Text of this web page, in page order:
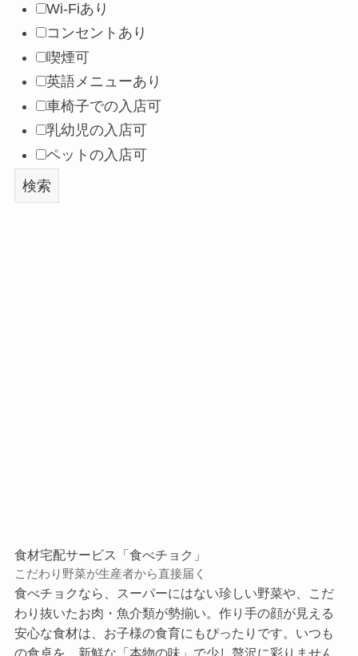
Wi-Fiあり
コンセントあり
喫煙可
英語メニューあり
車椅子での入店可
乳幼児の入店可
ペットの入店可
検索
食材宅配サービス「食べチョク」
こだわり野菜が生産者から直接届く
食べチョクなら、スーパーにはない珍しい野菜や、こだ
わり抜いたお肉・魚介類が勢揃い。作り手の顔が見える
安心な食材は、お子様の食育にもぴったりです。いつも
の食卓を、新鮮な「本物の味」で少し贅沢に彩りません